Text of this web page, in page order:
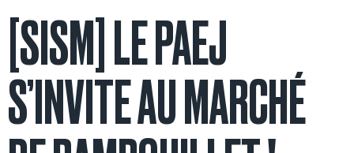
[SISM] LE PAEJ
S’INVITE AU MARCHÉ